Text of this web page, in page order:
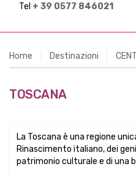
Tel + 39 0577 846021
Home Destinazioni
TOSCANA
La Toscana è una regione
Rinascimento italiano, dei
patrimonio culturale e di una